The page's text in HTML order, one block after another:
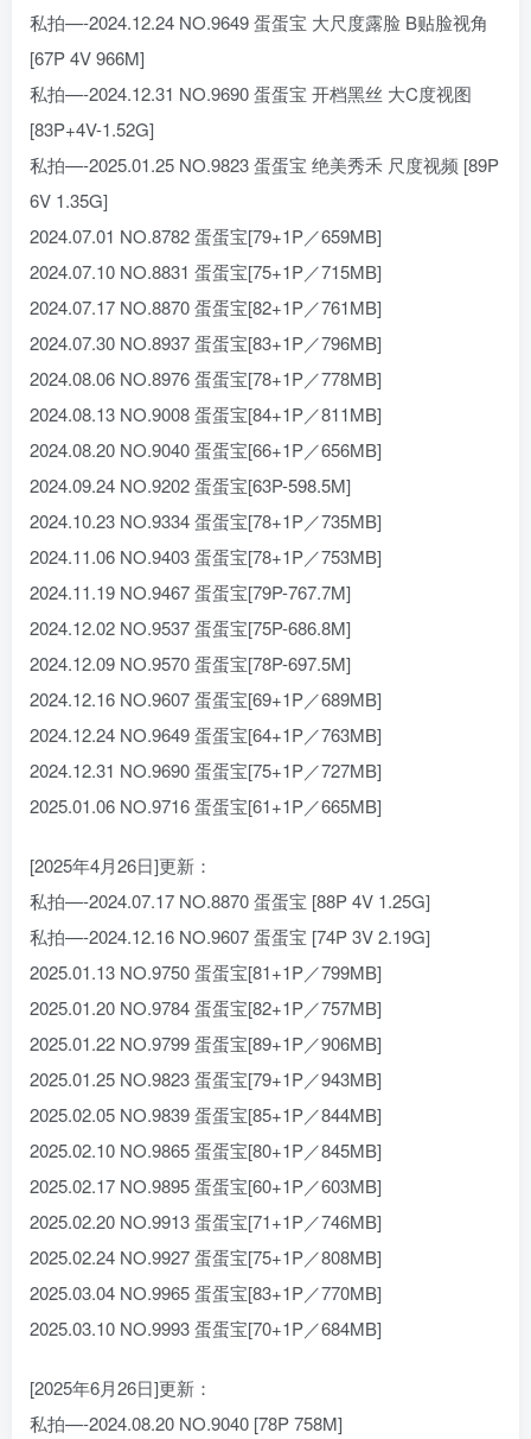
私拍—-2024.12.24 NO.9649 蛋蛋宝 大尺度露脸 B贴脸视角
[67P 4V 966M]
私拍—-2024.12.31 NO.9690 蛋蛋宝 开档黑丝 大C度视图
[83P+4V-1.52G]
私拍—-2025.01.25 NO.9823 蛋蛋宝 绝美秀禾 尺度视频 [89P
6V 1.35G]
2024.07.01 NO.8782 蛋蛋宝[79+1P／659MB]
2024.07.10 NO.8831 蛋蛋宝[75+1P／715MB]
2024.07.17 NO.8870 蛋蛋宝[82+1P／761MB]
2024.07.30 NO.8937 蛋蛋宝[83+1P／796MB]
2024.08.06 NO.8976 蛋蛋宝[78+1P／778MB]
2024.08.13 NO.9008 蛋蛋宝[84+1P／811MB]
2024.08.20 NO.9040 蛋蛋宝[66+1P／656MB]
2024.09.24 NO.9202 蛋蛋宝[63P-598.5M]
2024.10.23 NO.9334 蛋蛋宝[78+1P／735MB]
2024.11.06 NO.9403 蛋蛋宝[78+1P／753MB]
2024.11.19 NO.9467 蛋蛋宝[79P-767.7M]
2024.12.02 NO.9537 蛋蛋宝[75P-686.8M]
2024.12.09 NO.9570 蛋蛋宝[78P-697.5M]
2024.12.16 NO.9607 蛋蛋宝[69+1P／689MB]
2024.12.24 NO.9649 蛋蛋宝[64+1P／763MB]
2024.12.31 NO.9690 蛋蛋宝[75+1P／727MB]
2025.01.06 NO.9716 蛋蛋宝[61+1P／665MB]
[2025年4月26日]更新：
私拍—-2024.07.17 NO.8870 蛋蛋宝 [88P 4V 1.25G]
私拍—-2024.12.16 NO.9607 蛋蛋宝 [74P 3V 2.19G]
2025.01.13 NO.9750 蛋蛋宝[81+1P／799MB]
2025.01.20 NO.9784 蛋蛋宝[82+1P／757MB]
2025.01.22 NO.9799 蛋蛋宝[89+1P／906MB]
2025.01.25 NO.9823 蛋蛋宝[79+1P／943MB]
2025.02.05 NO.9839 蛋蛋宝[85+1P／844MB]
2025.02.10 NO.9865 蛋蛋宝[80+1P／845MB]
2025.02.17 NO.9895 蛋蛋宝[60+1P／603MB]
2025.02.20 NO.9913 蛋蛋宝[71+1P／746MB]
2025.02.24 NO.9927 蛋蛋宝[75+1P／808MB]
2025.03.04 NO.9965 蛋蛋宝[83+1P／770MB]
2025.03.10 NO.9993 蛋蛋宝[70+1P／684MB]
[2025年6月26日]更新：
私拍—-2024.08.20 NO.9040 [78P 758M]